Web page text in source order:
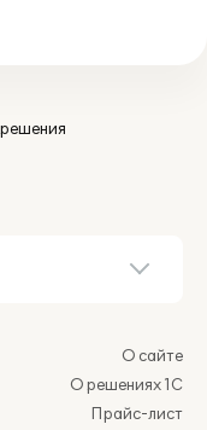
О сайте
О решениях 1С
Прайс-лист